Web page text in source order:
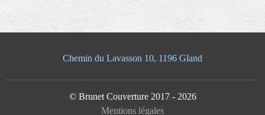
Chemin du Lavasson 10, 1196 Gland
© Brunet Couverture 2017 - 2026
Mentions légales